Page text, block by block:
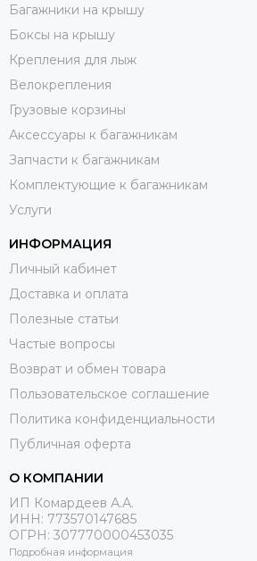
Багажники на крышу
Боксы на крышу
Крепления для лыж
Велокрепления
Грузовые корзины
Аксессуары к багажникам
Запчасти к багажникам
Комплектующие к багажникам
Услуги
ИНФОРМАЦИЯ
Личный кабинет
Доставка и оплата
Полезные статьи
Частые вопросы
Возврат и обмен товара
Пользовательское соглашение
Политика конфиденциальности
Публичная оферта
О КОМПАНИИ
ИП Комардеев А.А.
ИНН: 773570147685
ОГРН: 307770000453035
Подробная информация